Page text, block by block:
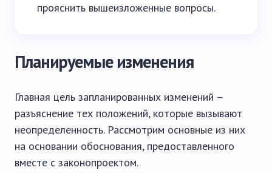
прояснить вышеизложенные вопросы.
Планируемые изменения
Главная цель запланированных изменений –
разъяснение тех положений, которые вызывают
неопределенность. Рассмотрим основные из них
на основании обоснования, предоставленного
вместе с законопроектом.